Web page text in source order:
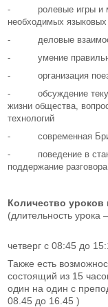
- ролевые игры и
необходимых
- деловые
- умение правильно
- организация
- обсуждение
жизни общества,
технологий
- современная
- поведение в
поддержание
Количество
(длительность урока
С
четверг с 08:45 до
Также есть
состоящий из 15
один на один с
08.45 до 16.45 )